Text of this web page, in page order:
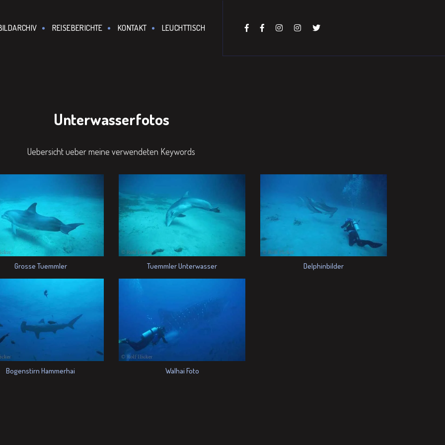
REISEBERICHTE KONTAKT LEUCHTTISCH
Unterwasserfotos
Uebersicht ueber meine verwendeten Keywords
Grosse Tuemmler Tuemmler Unterwasser Delphinbilder
Bogenstirn Hammerhai Walhai Foto